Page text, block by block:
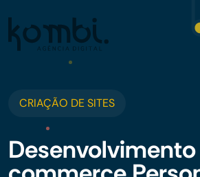
CRIAÇÃO DE SITES